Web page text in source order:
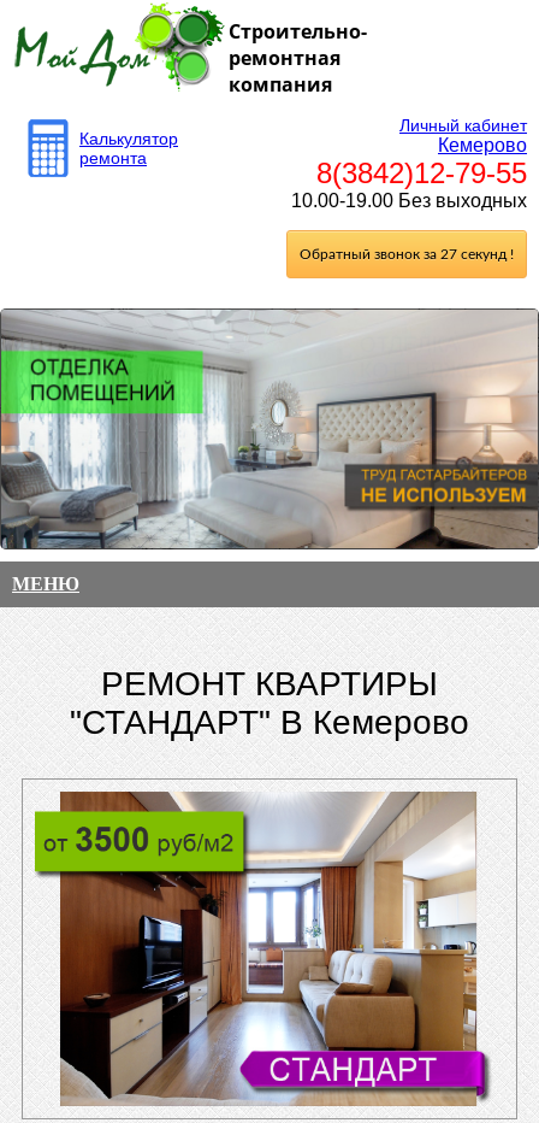
Строительно-
ремонтная
компания
Калькулятор
ремонта
Личный кабинет
Кемерово
8(3842)12-79-55
10.00-19.00 Без выходных
Обратный звонок за 27 секунд !
МЕНЮ
РЕМОНТ КВАРТИРЫ
"СТАНДАРТ" В Кемерово